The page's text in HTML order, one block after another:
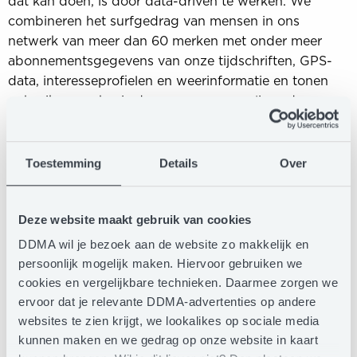
Toestemming Details Over
Deze website maakt gebruik van cookies
DDMA wil je bezoek aan de website zo makkelijk en
persoonlijk mogelijk maken. Hiervoor gebruiken we
cookies en vergelijkbare technieken. Daarmee zorgen we
ervoor dat je relevante DDMA-advertenties op andere
websites te zien krijgt, we lookalikes op sociale media
kunnen maken en we gedrag op onze website in kaart
combineren het surfgedrag van mensen in ons
netwerk van meer dan 60 merken met onder meer
abonnementsgegevens van onze tijdschriften, GPS-
data, interesseprofielen en weerinformatie en tonen
gebruikers op basis daarvan gepersonaliseerde
content. Na een test bij VT Wonen rollen we deze
aanpak nu uit over alle merken van Sanoma. We
zagen namelijk niet alleen de aantallen kliks stijgen,
Data is de toekomst
Customer Data Awards: ‘De aanpak van Sanoma is
een perfect voorbeeld van hoe je data in kunt zetten,
zodat zowel het bedrijf als de klant er voordeel van
heeft. Marketing heeft alles te maken met
personaliseren en relevant zijn en dus moet je als
organisatie data omarmen. Sanoma loopt voor in deze